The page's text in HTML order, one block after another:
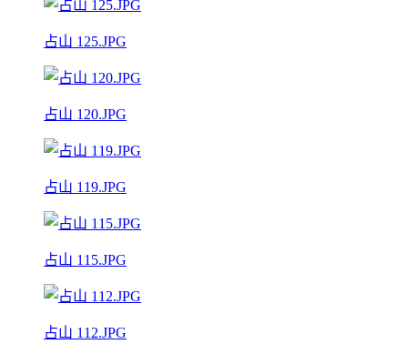
占山 125.JPG
占山 120.JPG
占山 119.JPG
占山 115.JPG
占山 112.JPG